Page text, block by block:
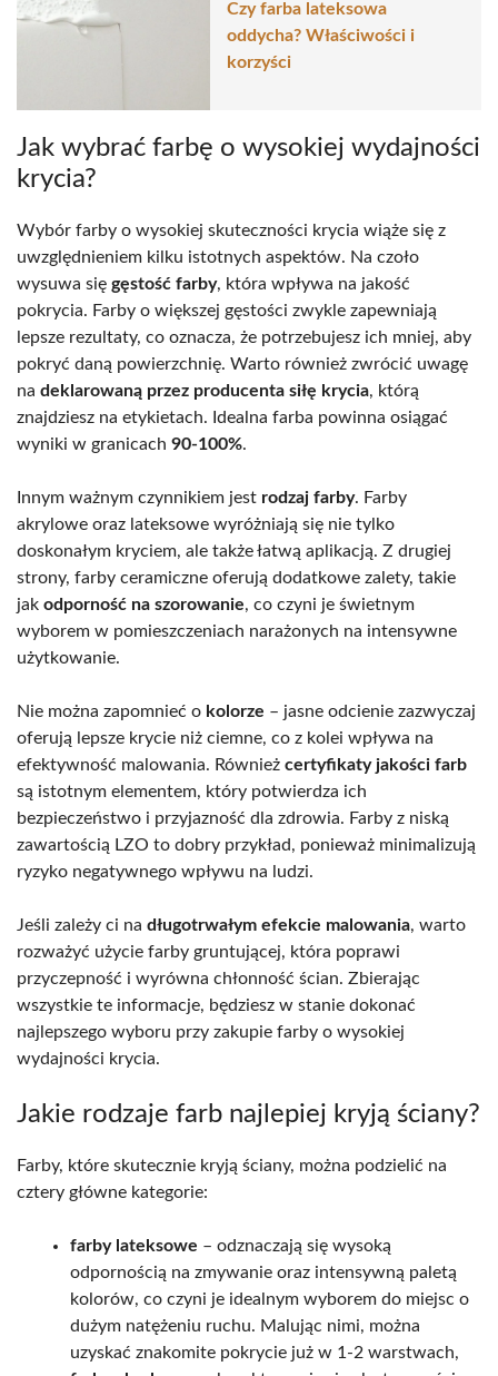
Czy farba lateksowa
oddycha? Właściwości i
korzyści
Jak wybrać farbę o wysokiej wydajności
krycia?
Wybór farby o wysokiej skuteczności krycia wiąże się z
uwzględnieniem kilku istotnych aspektów. Na czoło
wysuwa się gęstość farby, która wpływa na jakość
pokrycia. Farby o większej gęstości zwykle zapewniają
lepsze rezultaty, co oznacza, że potrzebujesz ich mniej, aby
pokryć daną powierzchnię. Warto również zwrócić uwagę
na deklarowaną przez producenta siłę krycia, którą
znajdziesz na etykietach. Idealna farba powinna osiągać
wyniki w granicach 90-100%.
Innym ważnym czynnikiem jest rodzaj farby. Farby
akrylowe oraz lateksowe wyróżniają się nie tylko
doskonałym kryciem, ale także łatwą aplikacją. Z drugiej
strony, farby ceramiczne oferują dodatkowe zalety, takie
jak odporność na szorowanie, co czyni je świetnym
wyborem w pomieszczeniach narażonych na intensywne
użytkowanie.
Nie można zapomnieć o kolorze – jasne odcienie zazwyczaj
oferują lepsze krycie niż ciemne, co z kolei wpływa na
efektywność malowania. Również certyfikaty jakości farb
są istotnym elementem, który potwierdza ich
bezpieczeństwo i przyjazność dla zdrowia. Farby z niską
zawartością LZO to dobry przykład, ponieważ minimalizują
ryzyko negatywnego wpływu na ludzi.
Jeśli zależy ci na długotrwałym efekcie malowania, warto
rozważyć użycie farby gruntującej, która poprawi
przyczepność i wyrówna chłonność ścian. Zbierając
wszystkie te informacje, będziesz w stanie dokonać
najlepszego wyboru przy zakupie farby o wysokiej
wydajności krycia.
Jakie rodzaje farb najlepiej kryją ściany?
Farby, które skutecznie kryją ściany, można podzielić na
cztery główne kategorie:
farby lateksowe – odznaczają się wysoką
odpornością na zmywanie oraz intensywną paletą
kolorów, co czyni je idealnym wyborem do miejsc o
dużym natężeniu ruchu. Malując nimi, można
uzyskać znakomite pokrycie już w 1-2 warstwach,